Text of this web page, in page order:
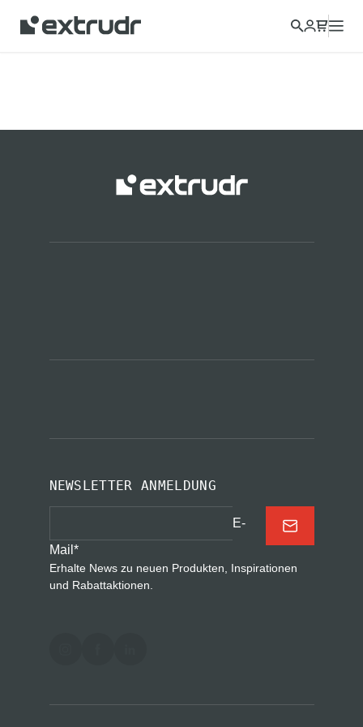
NEWSLETTER ANMELDUNG
E-
Mail *
Erhalte News zu neuen Produkten, Inspirationen
und Rabattaktionen.